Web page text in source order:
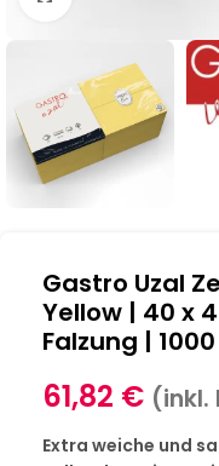
Gastro Uzal
Yellow | 40 x
Falzung |
61,82 € (inkl.
Extra weiche und